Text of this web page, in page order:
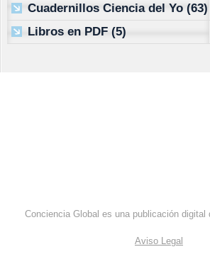
Cuadernillos Ciencia del Yo (63)
Libros en PDF (5)
Conciencia Global es una publicación digital
Aviso Legal